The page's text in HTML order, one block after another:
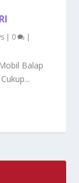
| 0 |
Balap